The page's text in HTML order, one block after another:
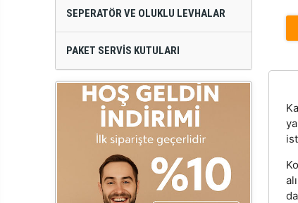
SEPERATÖR VE OLUKLU LEVHALAR
PAKET SERVIS KUTULARI